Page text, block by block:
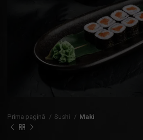
Prima pagină Sushi Maki